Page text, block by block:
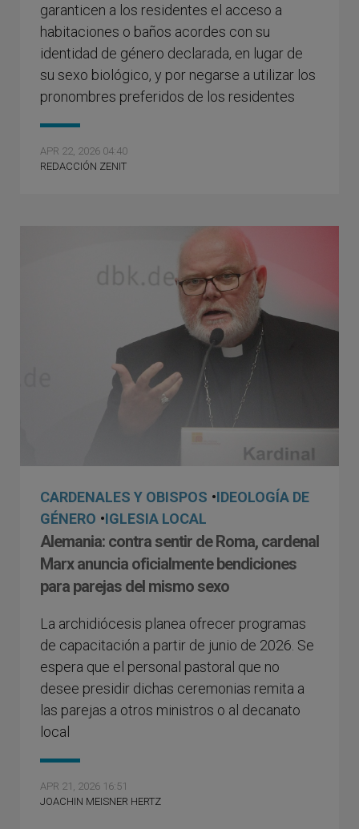
garanticen a los residentes el acceso a
habitaciones o baños acordes con su
identidad de género declarada, en lugar de
su sexo biológico, y por negarse a utilizar los
pronombres preferidos de los residentes
APR 22, 2026 04:40
REDACCIÓN ZENIT
CARDENALES Y OBISPOS •IDEOLOGÍA DE
GÉNERO •IGLESIA LOCAL
Alemania: contra sentir de Roma, cardenal
Marx anuncia oficialmente bendiciones
para parejas del mismo sexo
La archidiócesis planea ofrecer programas
de capacitación a partir de junio de 2026. Se
espera que el personal pastoral que no
desee presidir dichas ceremonias remita a
las parejas a otros ministros o al decanato
local
APR 21, 2026 16:51
JOACHIN MEISNER HERTZ